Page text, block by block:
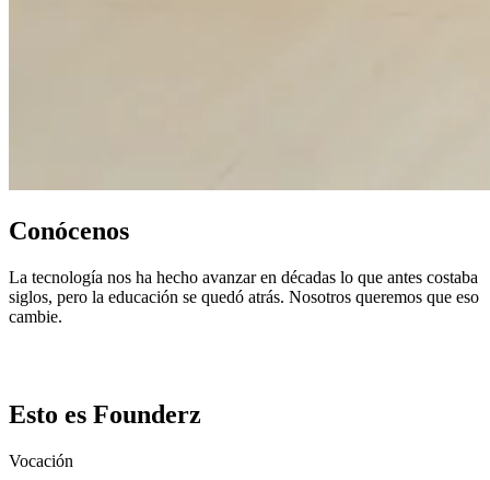
Conócenos
La tecnología nos ha hecho avanzar en décadas lo que antes costaba
siglos, pero la educación se quedó atrás. Nosotros queremos que eso
cambie.
Esto es Founderz
Vocación